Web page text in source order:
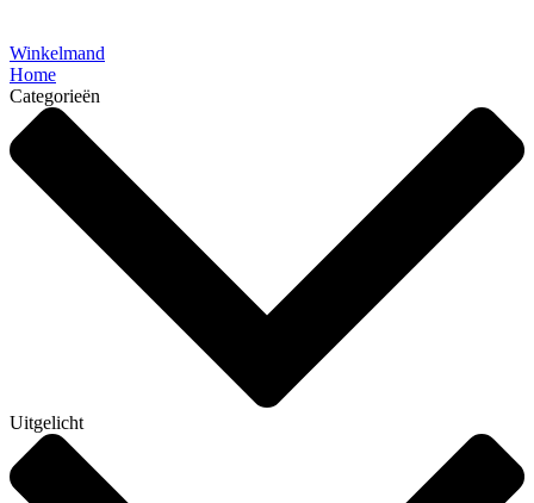
Winkelmand
Home
Categorieën
Uitgelicht